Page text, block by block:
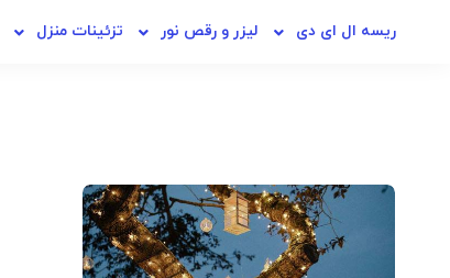
ریسه ال ای دی لیزر و رقص نور تزئینات منزل